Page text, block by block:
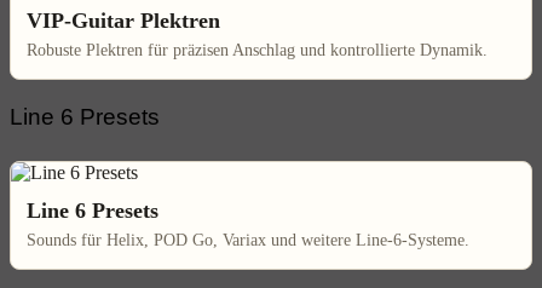
VIP-Guitar Plektren
Robuste Plektren für präzisen Anschlag und kontrollierte Dynamik.
Line 6 Presets
Line 6 Presets
Sounds für Helix, POD Go, Variax und weitere Line-6-Systeme.